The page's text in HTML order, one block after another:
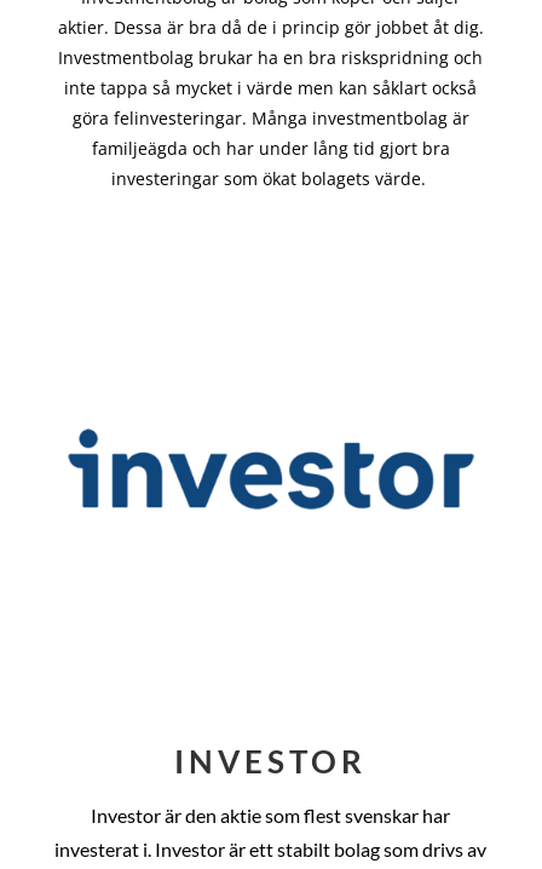
aktier. Dessa är bra då de i princip görjobbet åt dig.
Investmentbolag brukar ha en bra riskspridning och
inte tappa så mycket i värde men kan såklart också
göra felinvesteringar. Många investmentbolag är
familjeägda och har under lång tid gjort bra
investeringar som ökat bolagets värde.
INVESTOR
Investor är den aktie som flest svenskar har
investerat i. Investor är ett stabilt bolag som drivs av